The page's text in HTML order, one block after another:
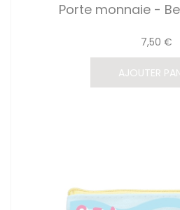
Porte monnaie -
7,50 €
AJOUTER